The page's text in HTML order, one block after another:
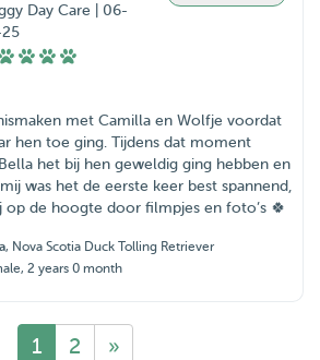
Day Care | 06-
met Camilla en Wolfje voordat
hen toe ging. Tijdens dat moment
het bij hen geweldig ging hebben en
was het de eerste keer best spannend,
op de hoogte door filmpjes en foto’s 🍀
, Nova Scotia Duck Tolling Retriever
2 years 0 month
1 2 »